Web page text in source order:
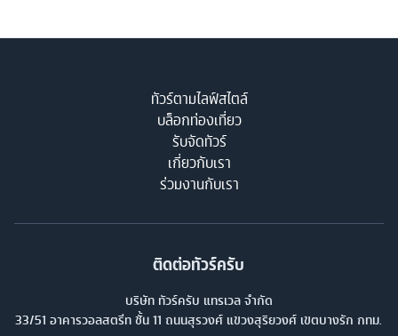
ทัวร์ตามไลฟ์สไตล์
บล็อกท่องเที่ยว
รับจัดทัวร์
เกี่ยวกับเรา
ร่วมงานกับเรา
ติดต่อทัวร์ครับ
บริษัท ทัวร์ครับ แทรเวล จำกัด
33/51 อาคารวอลสตรีท ชั้น 11 ถนนสุรวงศ์ แขวงสุริยวงศ์ เขตบางรัก กทม.